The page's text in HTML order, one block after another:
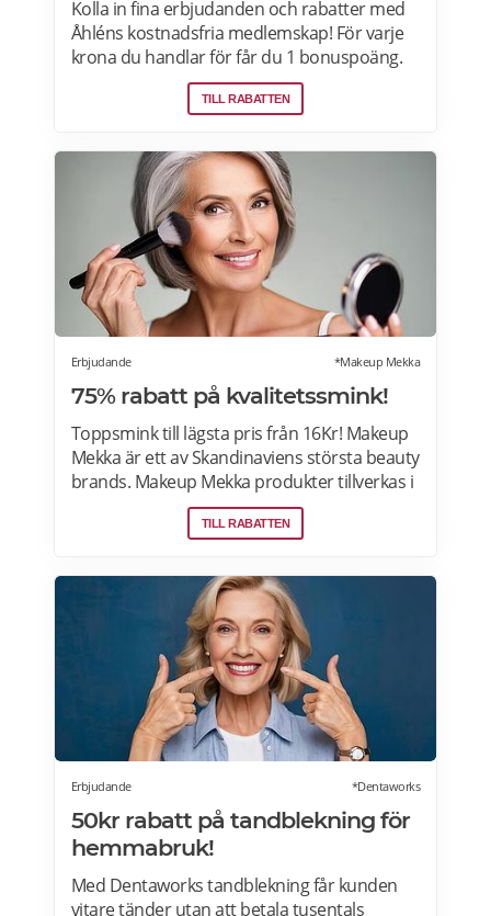
Kolla in fina erbjudanden och rabatter med
Åhléns kostnadsfria medlemskap! För varje
krona du handlar för får du 1 bonuspoäng.
Och för varje 1250 poäng, får du 25 kronor i
bonus. 10-30% välkomsterbjudande:
30% rabatt på ditt första köp som medlem.
Läs mer om pensionärsrabatter på Åhléns
TILL RABATTEN
Erbjudande *Makeup Mekka
75% rabatt på kvalitetssmink!
Toppsmink till lägsta pris från 16Kr! Makeup
Mekka är ett av Skandinaviens största beauty
brands. Makeup Mekka produkter tillverkas i
samma fabriker som stora internationella
beauty brands. Fri frakt över 299:- Läs mer
TILL RABATTEN
Erbjudande *Dentaworks
50kr rabatt på tandblekning för
hemmabruk!
Med Dentaworks tandblekning får kunden
vitare tänder utan att betala tusentals